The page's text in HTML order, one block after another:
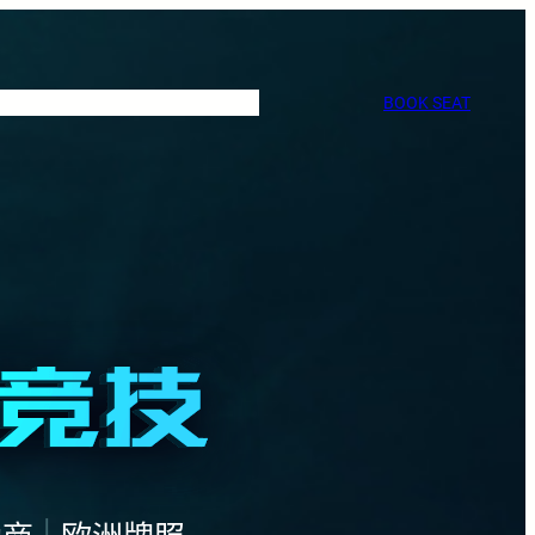
BOOK SEAT